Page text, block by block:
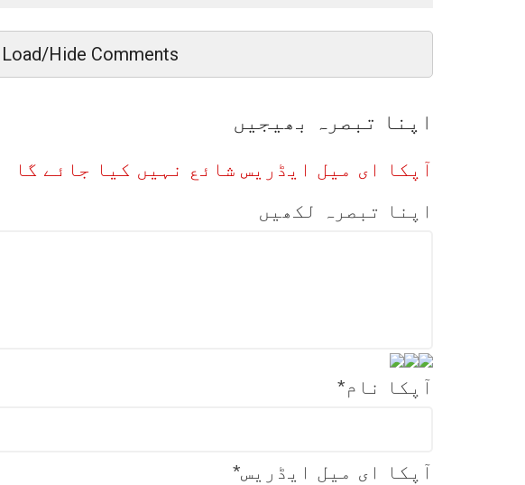
Load/Hide Comments
اپنا تبصرہ بھیجیں
آپکا ای میل ایڈریس شائع نہیں کیا جائے گا
اپنا تبصرہ لکھیں
آپکا نام*
آپکا ای میل ایڈریس*